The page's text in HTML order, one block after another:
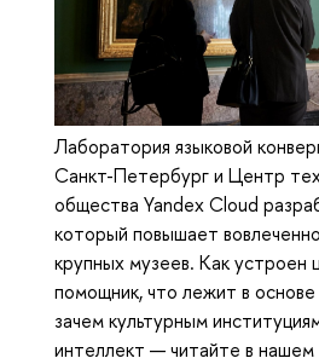
Лаборатория языковой
Санкт-Петербург и Центр
общества Yandex Cloud
который повышает
крупных музеев. Как устроен
помощник, что лежит в
зачем культурным
интеллект — читайте в